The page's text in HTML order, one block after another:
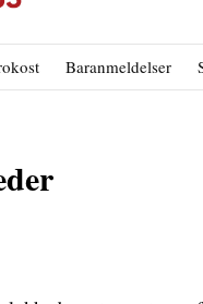
Baranmeldelser